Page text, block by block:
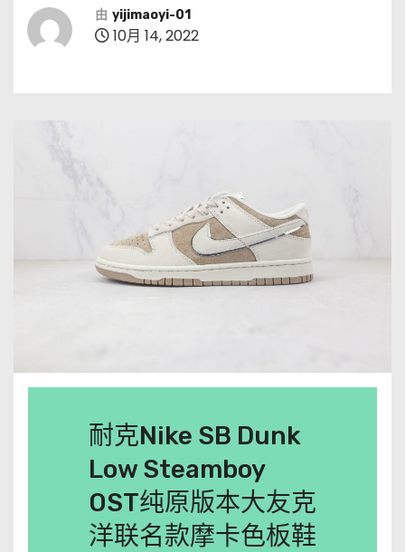
由 yijimaoyi-01
10月 14, 2022
耐克Nike SB Dunk
Low Steamboy
OST纯原版本大友克
洋联名款摩卡色板鞋